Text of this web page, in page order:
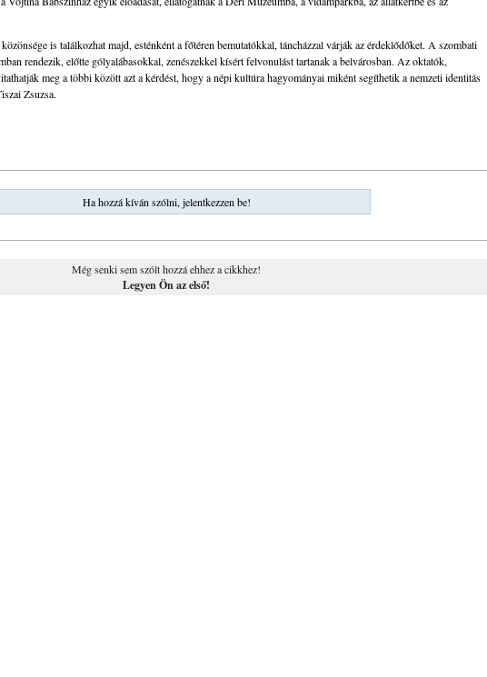
is találkozhat majd, esténként a főtéren bemutatókkal, táncházzal várják az érdeklődőket. A szombati
rendezik, előtte gólyalábasokkal, zenészekkel kísért felvonulást tartanak a belvárosban. Az oktatók,
meg a többi között azt a kérdést, hogy a népi kultúra hagyományai miként segíthetik a nemzeti identitás
Zsuzsa.
Ha hozzá kíván szólni, jelentkezzen be!
Még senki sem szólt hozzá ehhez a cikkhez!
Legyen Ön az első!